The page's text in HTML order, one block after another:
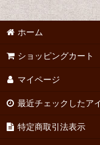
ホーム
ショッピングカート
マイページ
最近チェックしたア
特定商取引法表示